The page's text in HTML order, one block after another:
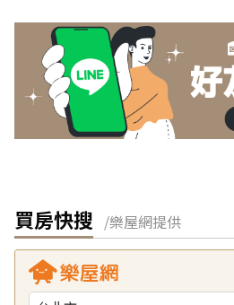
買房快搜 /樂屋網提供